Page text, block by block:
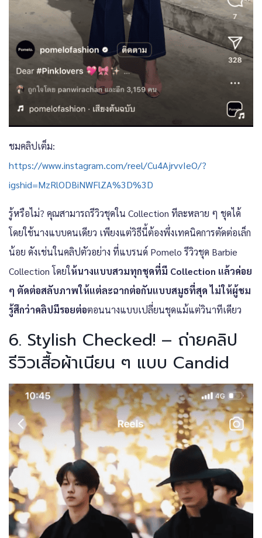
ชมคลิปเต็ม:
https://www.instagram.com/reel/Cu4AjrvvIeO/?
igshid=MzRlODBiNWFlZA%3D%3D
รู้หรือไม่? คุณสามารถรีวิวชุดใน Collection ทีละหลาย ๆ ชุดได้
โดยใช้นางแบบคนเดียว เพียงแต่วิธีนี้ต้องพึ่งเทคนิคการตัดต่อเล็ก
น้อย ดังเช่นในคลิปตัวอย่าง ที่แบรนด์ Pomelo รีวิวชุด Barbie
Collection โดยให้นางแบบสวมทุกชุดที่มี Collection แล้วค่อย
ๆ ตัดต่อสลับภาพให้แต่ละฉากต่อกันแบบสมูธที่สุด ไม่ให้ผู้ชม
รู้สึกว่าคลิปมีรอยต่อตอนนางแบบเปลี่ยนชุดแม้แต่วินาทีเดียว
6. Stylish Checked! – ถ่ายคลิป
รีวิวเสื้อผ้าเนียน ๆ แบบ Candid